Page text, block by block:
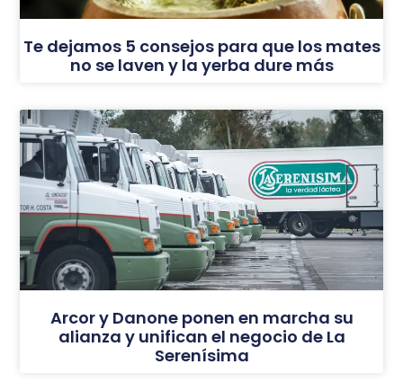
Te dejamos 5 consejos para que los mates
no se laven y la yerba dure más
Arcor y Danone ponen en marcha su
alianza y unifican el negocio de La
Serenísima